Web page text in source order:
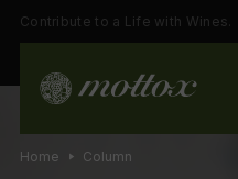
Contribute to a Life with Wines.
Home Column